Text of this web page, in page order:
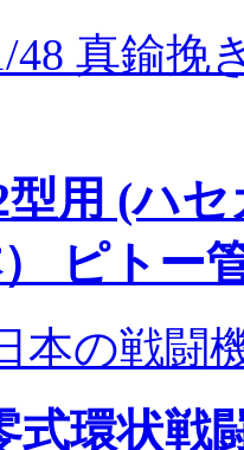
48 真鍮挽
型用 (ハ
ピトー
本の戦闘
式環状戦